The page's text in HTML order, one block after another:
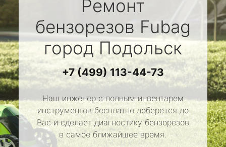
Ремонт
бензорезов Fubag
город Подольск
+7 (499) 113-44-73
Наш инженер с полным инвентарем
инструментов бесплатно доберется до
Вас и сделает диагностику бензорезов
в самое ближайшее время.